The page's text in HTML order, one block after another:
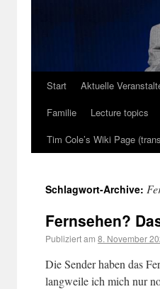
Start Aktuelle
Familie
Lecture topics
Tim Cole’s Wiki Page
Schlagwort-Archive:
Fernsehen?
Publiziert am 8. November
Die Sender haben das
langweile ich mich nur